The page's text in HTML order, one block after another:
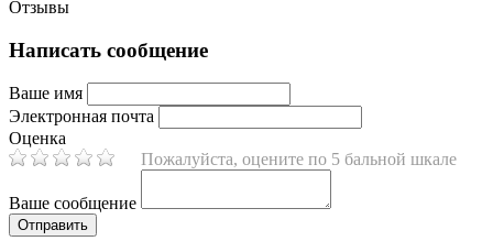
Отзывы
Написать сообщение
Ваше имя
Электронная почта
Оценка
Пожалуйста, оцените по 5 бальной шкале
Ваше сообщение